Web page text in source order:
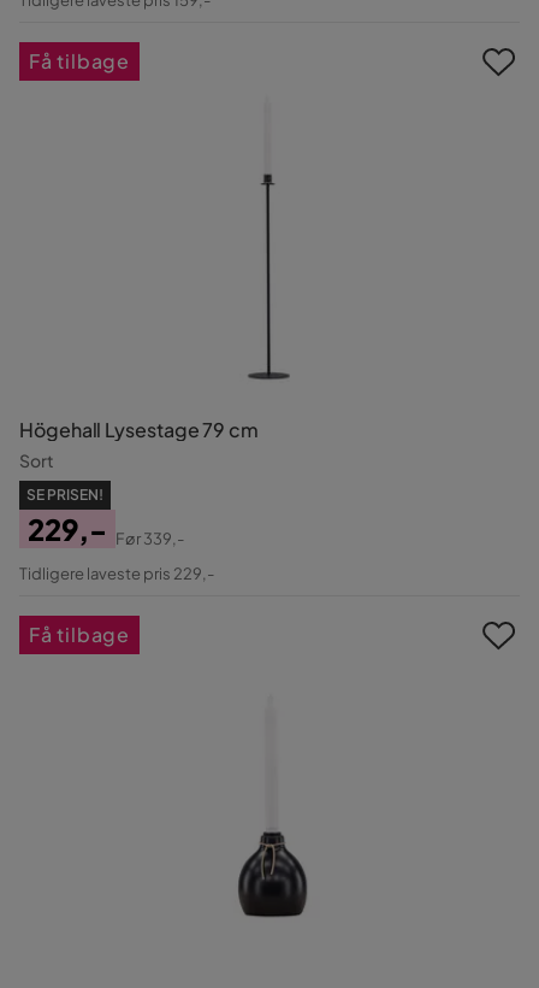
Högehall Lysestage 79 cm
Sort
SE PRISEN!
Pris
229,-
Original
Før339,-
Tidligere laveste pris 229,-
Få tilbage
Få tilbage